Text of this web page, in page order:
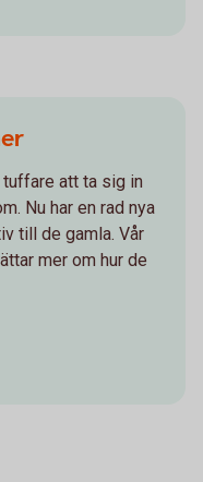
att ta sig in
Nu har en rad nya
till de gamla. Vår
mer om hur de